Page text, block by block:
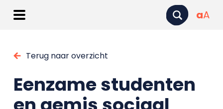
aA
Terug naar overzicht
Eenzame studenten